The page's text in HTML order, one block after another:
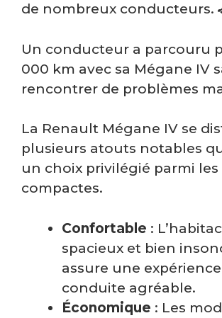
de nombreux conducteurs.
Un conducteur a parcouru
000 km avec sa Mégane IV
rencontrer de problèmes
La Renault Mégane IV se
plusieurs atouts notables
un choix privilégié parmi
compactes.
Confortable :
spacieux et bien
assure une
conduite agréable.
Économique : Les